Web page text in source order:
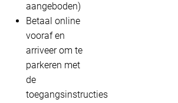
aangeboden)
Betaal online
vooraf en
arriveer om te
parkeren met
de
toegangsinstructies